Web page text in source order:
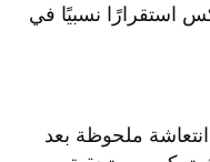
استقرارًا نسبيًا في
ملحوظة بعد